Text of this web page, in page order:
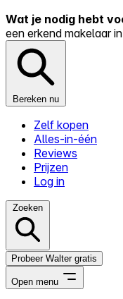
Wat je nodig hebt
een erkend makelaar
Bereken nu
Zelf kopen
Alles-in-één
Reviews
Prijzen
Log in
Zoeken
Probeer Walter gratis
Open menu